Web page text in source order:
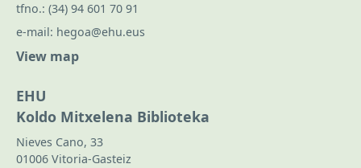
tfno.: (34) 94 601 70 91
e-mail: hegoa@ehu.eus
View map
EHU
Koldo Mitxelena Biblioteka
Nieves Cano, 33
01006 Vitoria-Gasteiz